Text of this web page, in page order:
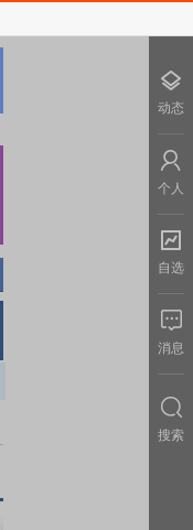
动态
个人
自选
消息
搜索